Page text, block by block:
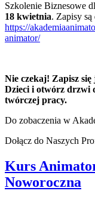
Szkolenie Biznesowe
18 kwietnia. Zapisy są
https://
animator/
Nie czekaj! Zapisz
Dzieci i otwórz drzwi
twórczej pracy.
Do zobaczenia w
Dołącz do Naszych
Kurs
Noworoczna